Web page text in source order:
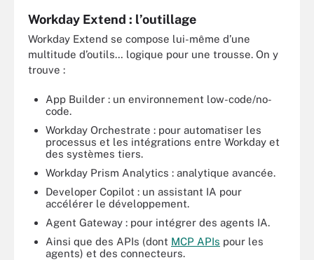
Workday Extend : l’outillage
Workday Extend se compose lui-même d’une
multitude d’outils… logique pour une trousse. On y
trouve :
App Builder : un environnement low-code/no-
code.
Workday Orchestrate : pour automatiser les
processus et les intégrations entre Workday et
des systèmes tiers.
Workday Prism Analytics : analytique avancée.
Developer Copilot : un assistant IA pour
accélérer le développement.
Agent Gateway : pour intégrer des agents IA.
Ainsi que des APIs (dont MCP APIs pour les
agents) et des connecteurs.